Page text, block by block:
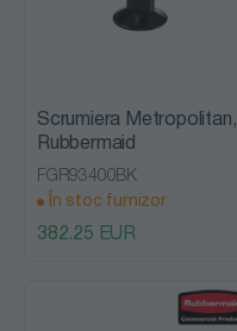
Scrumiera Metropolitan,
Rubbermaid
FGR93400BK
În stoc furnizor
382.25 EUR